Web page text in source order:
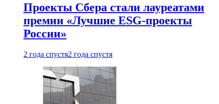
Проекты Сбера стали лауреатами
премии «Лучшие ESG-проекты
России»
2 года спустя2 года спустя